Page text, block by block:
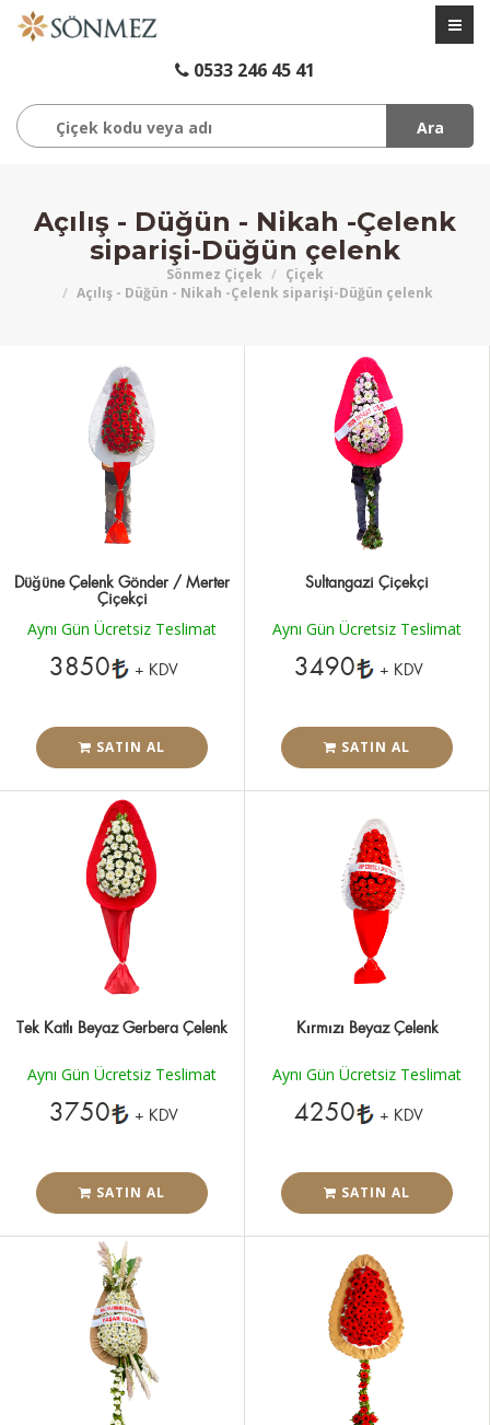
0533 246 45 41
Ara
Açılış - Düğün - Nikah -Çelenk
siparişi-Düğün çelenk
Sönmez Çiçek
Çiçek
Açılış - Düğün - Nikah -Çelenk siparişi-Düğün çelenk
Düğüne Çelenk Gönder / Merter
Çiçekçi
Aynı Gün Ücretsiz Teslimat
3850 + KDV
SATIN AL
Sultangazi Çiçekçi
Aynı Gün Ücretsiz Teslimat
3490 + KDV
SATIN AL
Tek Katlı Beyaz Gerbera Çelenk
Aynı Gün Ücretsiz Teslimat
3750 + KDV
SATIN AL
Kırmızı Beyaz Çelenk
Aynı Gün Ücretsiz Teslimat
4250 + KDV
SATIN AL